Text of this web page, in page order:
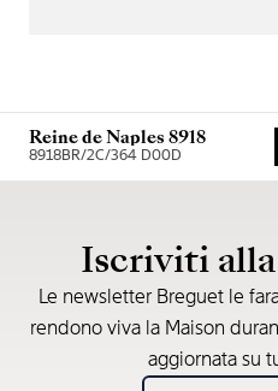
Reine de Naples 8918
8918BR/2C/364 D00D
Iscriviti
Le newsletter Breguet le
rendono viva la Maison
aggiornata su